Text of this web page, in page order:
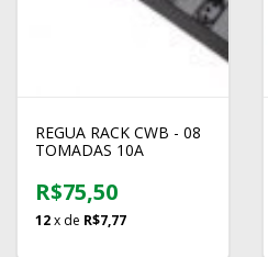
REGUA RACK CWB - 08
TOMADAS 10A
R$75,50
12x de R$7,77